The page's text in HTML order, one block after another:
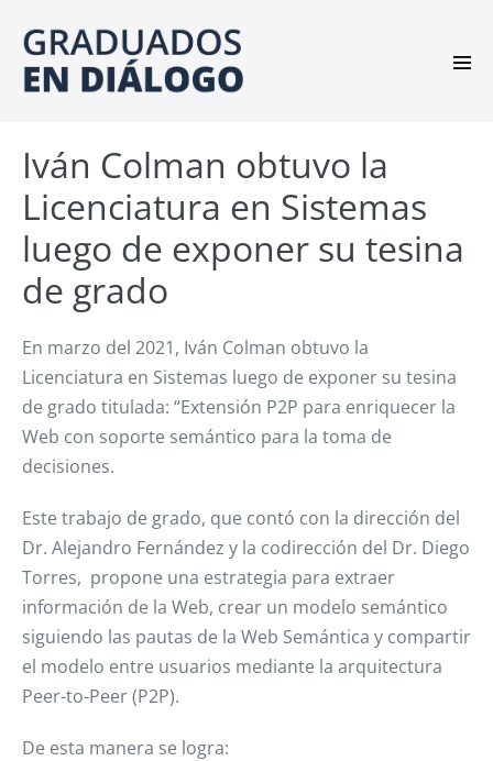
contenido
Iván Colman obtuvo la
Licenciatura en Sistemas
luego de exponer su tesina
de grado
En marzo del 2021, Iván Colman obtuvo la
Licenciatura en Sistemas luego de exponer su tesina
de grado titulada: “Extensión P2P para enriquecer la
Web con soporte semántico para la toma de
decisiones.
Este trabajo de grado, que contó con la dirección del
Dr. Alejandro Fernández y la codirección del Dr. Diego
Torres, propone una estrategia para extraer
información de la Web, crear un modelo semántico
siguiendo las pautas de la Web Semántica y compartir
el modelo entre usuarios mediante la arquitectura
Peer-to-Peer (P2P).
De esta manera se logra: